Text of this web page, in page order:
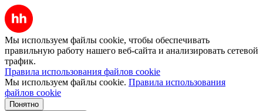
Мы используем файлы cookie, чтобы обеспечивать
правильную работу нашего веб-сайта и анализировать сетевой
трафик.
Правила использования файлов cookie
Мы используем файлы cookie. Правила использования
файлов cookie
Понятно